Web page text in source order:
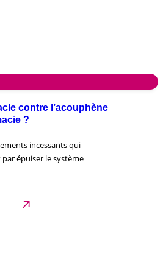
contre l’acouphène
?
incessants qui
épuiser le système